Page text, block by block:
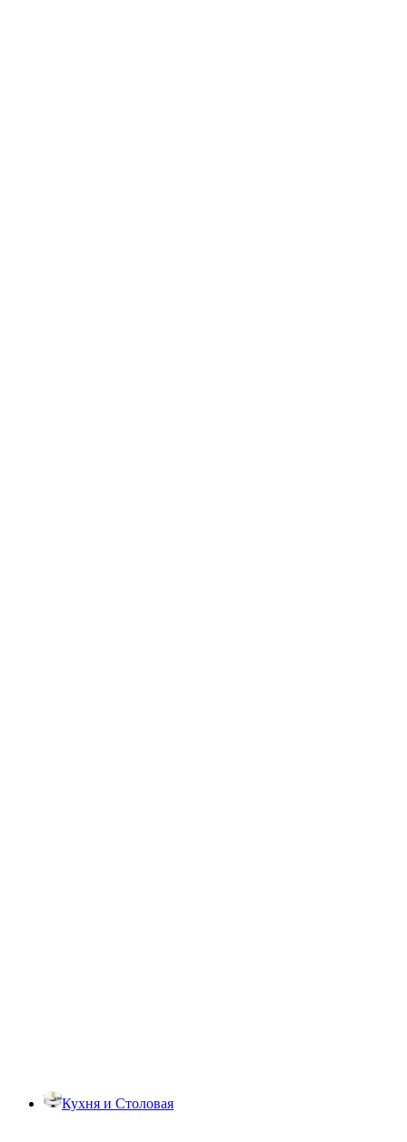
Кухня и Столовая